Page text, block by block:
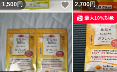
1,500円 いいね！
2,700円
最大10%対象